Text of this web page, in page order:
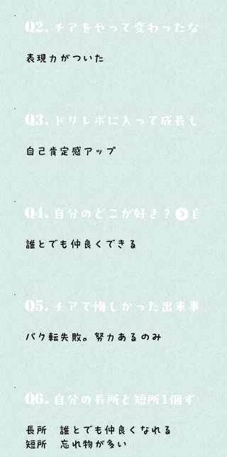
Q2. チアをやって変わったなと思
表現力がついた
Q3. ドリレボに入って成長した
自己肯定感アップ
Q4. 自分のどこが好き？
誰とでも仲良くできる
Q5. チアで悔しかった出来事と
バク転失敗。努力あるのみ
Q6. 自分の長所と短所1個ずつ
長所 誰とでも仲良くなれる
短所 忘れ物が多い